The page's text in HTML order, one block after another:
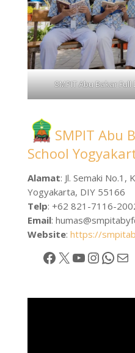
SMPIT Abu Bakar
SMPIT Abu
School
Alamat: Jl. Semaki No.1,
Yogyakarta, DIY 55166
Telp: +62 821-7116-
Email:
Website: https://
Facebook
X YouTube
Mail